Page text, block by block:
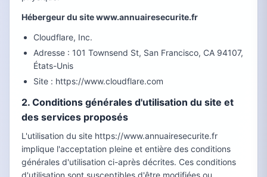
Hébergeur du site www.annuairesecurite.fr
Cloudflare, Inc.
Adresse : 101 Townsend St, San Francisco, CA 94107,
États-Unis
Site : https://www.cloudflare.com
2. Conditions générales d'utilisation du site et
des services proposés
L'utilisation du site https://www.annuairesecurite.fr
implique l'acceptation pleine et entière des conditions
générales d'utilisation ci-après décrites. Ces conditions
d'utilisation sont susceptibles d'être modifiées ou